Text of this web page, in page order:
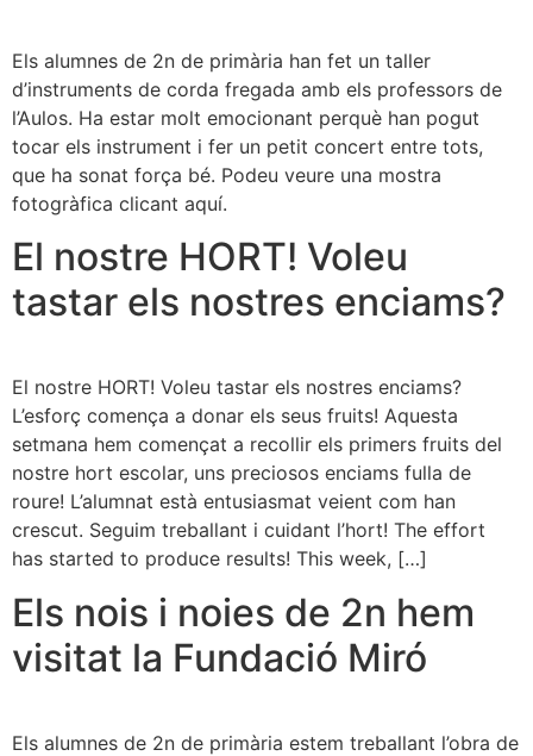
Els alumnes de 2n de primària han fet un taller
d’instruments de corda fregada amb els professors de
l’Aulos. Ha estar molt emocionant perquè han pogut
tocar els instrument i fer un petit concert entre tots,
que ha sonat força bé. Podeu veure una mostra
fotogràfica clicant aquí.
El nostre HORT! Voleu
tastar els nostres enciams?
El nostre HORT! Voleu tastar els nostres enciams?
L’esforç comença a donar els seus fruits! Aquesta
setmana hem començat a recollir els primers fruits del
nostre hort escolar, uns preciosos enciams fulla de
roure! L’alumnat està entusiasmat veient com han
crescut. Seguim treballant i cuidant l’hort! The effort
has started to produce results! This week, […]
Els nois i noies de 2n hem
visitat la Fundació Miró
Els alumnes de 2n de primària estem treballant l’obra de